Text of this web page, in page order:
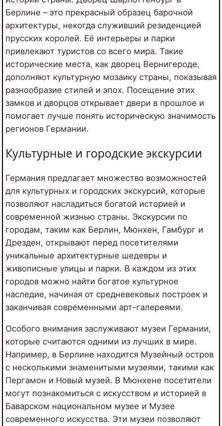
Берлине – это прекрасный образец барочной
архитектуры, некогда служивший резиденцией
прусских королей. Её интерьеры и парки
привлекают туристов со всего мира. Такие
исторические места, как дворец Вернигероде,
дополняют культурную мозаику страны, показывая
разнообразие стилей и эпох. Посещение этих
замков и дворцов открывает двери в прошлое и
помогает лучше понять историческую значимость
регионов Германии.
Культурные и городские экскурсии
Германия предлагает множество возможностей
для культурных и городских экскурсий, которые
позволяют насладиться богатой историей и
современной жизнью страны. Экскурсии по
городам, таким как Берлин, Мюнхен, Гамбург и
Дрезден, открывают перед посетителями
уникальные архитектурные шедевры и
живописные улицы и парки. В каждом из этих
городов можно найти богатое культурное
наследие, начиная от средневековых построек и
заканчивая современными арт-галереями.
Особого внимания заслуживают музеи Германии,
которые считаются одними из лучших в мире.
Например, в Берлине находится Музейный остров
с несколькими знаменитыми музеями, такими как
Пергамон и Новый музей. В Мюнхене посетители
могут познакомиться с искусством и историей в
Баварском национальном музее и Музее
современного искусства. Эти музеи позволяют